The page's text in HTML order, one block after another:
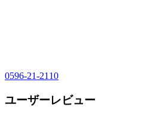
0596-21-2110
ユーザーレビュー